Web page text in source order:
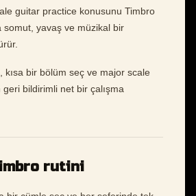
guitar practice konusunu Timbro
somut, yavaş ve müzikal bir
kısa bir bölüm seç ve major scale
bildirimli net bir çalışma
rutini